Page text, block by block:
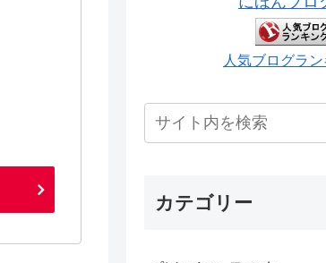
人気ブログラ
カテゴリー